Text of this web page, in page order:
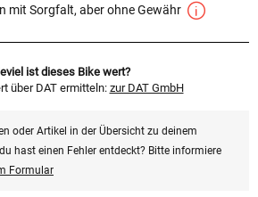
mit Sorgfalt, aber ohne Gewähr
ist dieses Bike wert?
über DAT ermitteln: zur DAT GmbH
oder Artikel in der Übersicht zu deinem
hast einen Fehler entdeckt? Bitte informiere
Formular